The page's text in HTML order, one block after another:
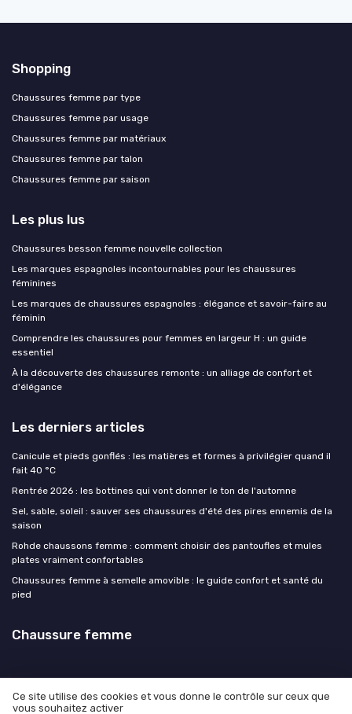
Shopping
Chaussures femme par type
Chaussures femme par usage
Chaussures femme par matériaux
Chaussures femme par talon
Chaussures femme par saison
Les plus lus
Chaussures besson femme nouvelle collection
Les marques espagnoles incontournables pour les chaussures
féminines
Les marques de chaussures espagnoles : élégance et savoir-faire au
féminin
Comprendre les chaussures pour femmes en largeur H : un guide
essentiel
À la découverte des chaussures remonte : un alliage de confort et
d'élégance
Les derniers articles
Canicule et pieds gonflés : les matières et formes à privilégier quand il
fait 40 °C
Rentrée 2026 : les bottines qui vont donner le ton de l'automne
Sel, sable, soleil : sauver ses chaussures d'été des pires ennemis de la
saison
Rohde chaussons femme : comment choisir des pantoufles et mules
plates vraiment confortables
Chaussures femme à semelle amovible : le guide confort et santé du
pied
Chaussure femme
Ce site utilise des cookies et vous donne le contrôle sur ceux que
vous souhaitez activer